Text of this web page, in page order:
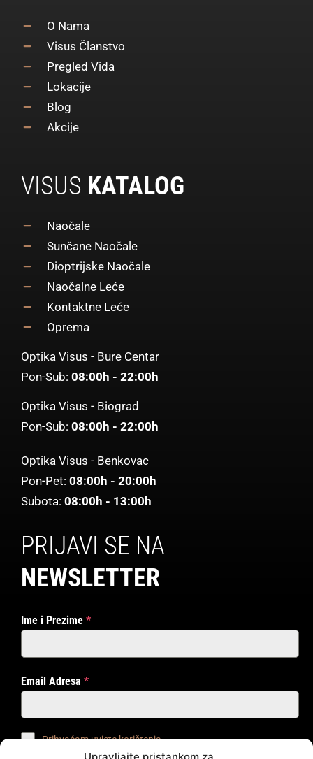
O Nama
Visus Članstvo
Pregled Vida
Lokacije
Blog
Akcije
VISUS KATALOG
Naočale
Sunčane Naočale
Dioptrijske Naočale
Naočalne Leće
Kontaktne Leće
Oprema
Optika Visus - Bure Centar
Pon-Sub: 08:00h - 22:00h
Optika Visus - Biograd
Pon-Sub: 08:00h - 22:00h
Optika Visus - Benkovac
Pon-Pet: 08:00h - 20:00h
Subota: 08:00h - 13:00h
PRIJAVI SE NA
NEWSLETTER
Ime i Prezime *
Email Adresa *
Prihvaćam uvjete korištenja